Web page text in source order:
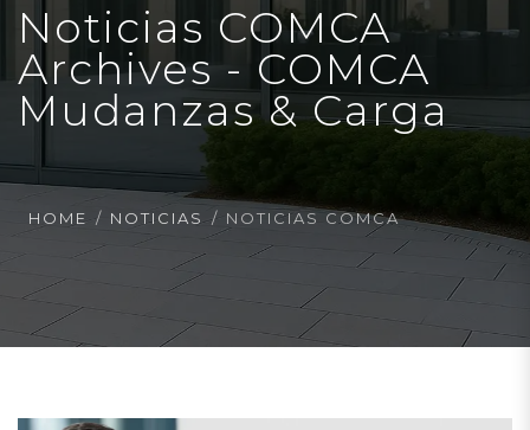
Noticias COMCA
Archives - COMCA
Mudanzas & Carga
HOME NOTICIAS NOTICIAS COMCA